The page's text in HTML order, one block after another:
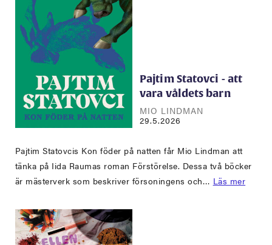
Pajtim Statovci - att
vara våldets barn
MIO LINDMAN
29.5.2026
Pajtim Statovcis Kon föder på natten får Mio Lindman att
tänka på Iida Raumas roman Förstörelse. Dessa två böcker
är mästerverk som beskriver försoningens och… Läs mer